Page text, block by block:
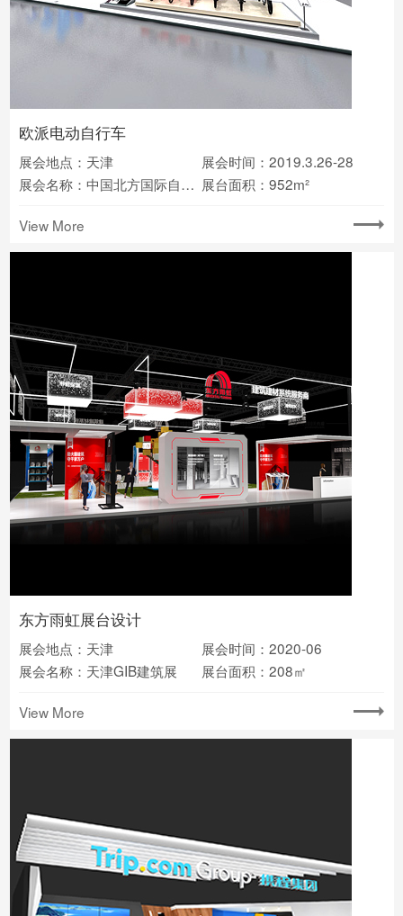
欧派电动自行车
展会地点：天津
展会时间：2019.3.26-28
展会名称：中国北方国际自行车电动车展览会 展台面积：952m²
View More
东方雨虹展台设计
展会地点：天津
展会时间：2020-06
展会名称：天津GIB建筑展
展台面积：208㎡
View More